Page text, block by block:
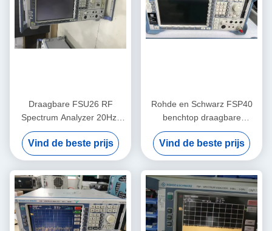
Draagbare FSU26 RF
Spectrum Analyzer 20Hz-
26.5GHz Tweedehands
Rohde And Schwarz
Vind de beste prijs
Rohde en Schwarz FSP40
benchtop draagbare
spectrumanalysator met 9
kHz tot 40 GHz bereik en
-155 dBm geluidsniveau
Vind de beste prijs